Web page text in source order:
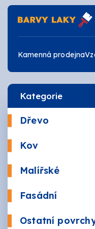
Kamenná prodejna
Kategorie
Dřevo
Kov
Malířské
Fasádní
Ostatní